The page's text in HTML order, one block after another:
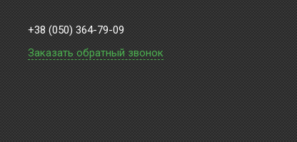
+38 (050) 364-79-09
Заказать обратный звонок